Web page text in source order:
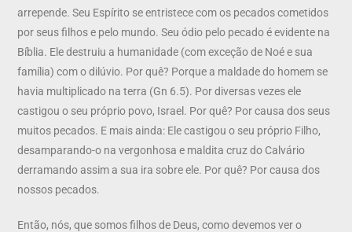
arrepende. Seu Espírito se entristece com os pecados cometidos
por seus filhos e pelo mundo. Seu ódio pelo pecado é evidente na
Bíblia. Ele destruiu a humanidade (com exceção de Noé e sua
família) com o dilúvio. Por quê? Porque a maldade do homem se
havia multiplicado na terra (Gn 6.5). Por diversas vezes ele
castigou o seu próprio povo, Israel. Por quê? Por causa dos seus
muitos pecados. E mais ainda: Ele castigou o seu próprio Filho,
desamparando-o na vergonhosa e maldita cruz do Calvário
derramando assim a sua ira sobre ele. Por quê? Por causa dos
nossos pecados.
Então, nós, que somos filhos de Deus, como devemos ver o